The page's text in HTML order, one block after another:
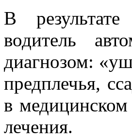
В результате
водитель
диагнозом:
предплечья,
в
лечения.